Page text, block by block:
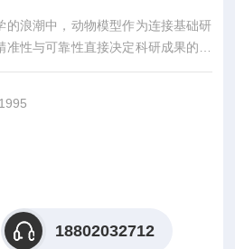
的浪潮中，动物模型作为连接基础研
性与可靠性直接决定科研成果的价
）深耕生物医学领域十余载，凭借
覆盖动物模型构建、药效评价、数据
方案，助力客户突破科研瓶颈，加
18802032712